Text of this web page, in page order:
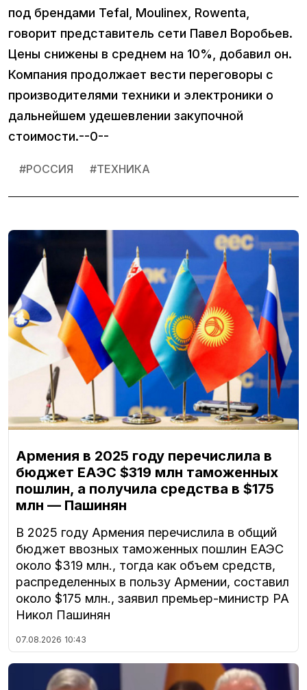
под брендами Tefal, Moulinex, Rowenta,
говорит представитель сети Павел Воробьев.
Цены снижены в среднем на 10%, д​обавил он.
Компания продолжает вести переговоры с
производителями техники и электроники о
дальнейшем удешевлении закупочной
стоимости​.--0--
#РОССИЯ #ТЕХНИКА
Армения в 2025 году перечислила в
бюджет ЕАЭС $319 млн таможенных
пошлин, а получила средства в $175
млн — Пашинян
В 2025 году Армения перечислила в общий
бюджет ввозных таможенных пошлин ЕАЭС
около $319 млн., тогда как объем средств,
распределенных в пользу Армении, составил
около $175 млн., заявил премьер-министр РА
Никол Пашинян
07.08.2026 10:43